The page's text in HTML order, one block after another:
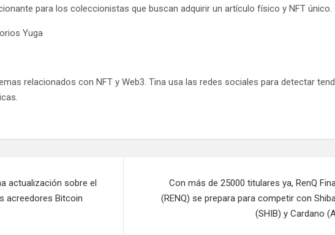
para los coleccionistas que buscan adquirir un artículo físico y NFT único.
Yuga
relacionados con NFT y Web3. Tina usa las redes sociales para detectar
actualización sobre el
acreedores Bitcoin
Con más de 25000 titulares ya, RenQ
(RENQ) se prepara para competir con
(SHIB) y Cardano